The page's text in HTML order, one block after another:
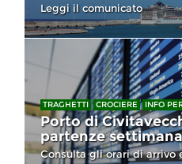
Leggi il comunicato
TRAGHETTI CROCIERE INFO
Porto di
partenze
Consulta gli orari di arrivo